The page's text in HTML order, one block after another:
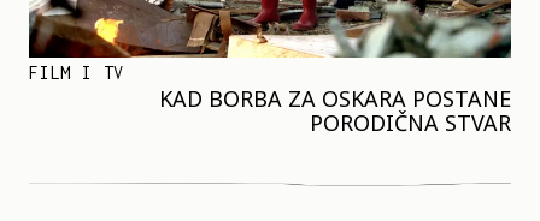
FILM I TV
KAD BORBA ZA OSKARA POSTANE
PORODIČNA STVAR